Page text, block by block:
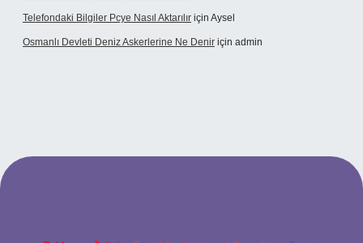
Telefondaki Bilgiler Pcye Nasıl Aktarılır için Aysel
Osmanlı Devleti Deniz Askerlerine Ne Denir için admin
giriş